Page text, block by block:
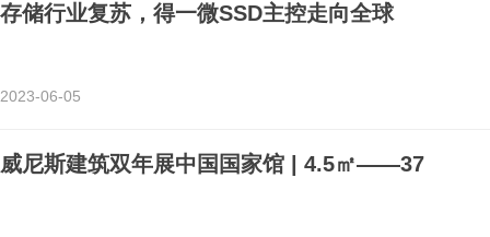
存储行业复苏，得一微SSD主控走向全球
2023-06-05
威尼斯建筑双年展中国国家馆 | 4.5㎡——37